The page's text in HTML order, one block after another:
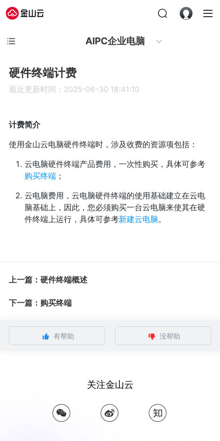
AIPC企业电脑
硬件终端计费
最近更新时间：2025-06-30 18:41:10
计费简介
使用金山云电脑硬件终端时，涉及收费的资源项包括：
云电脑硬件终端产品费用，一次性购买，具体可参考
购买终端；
云电脑费用，云电脑硬件终端的使用基础建立在云电
脑基础上，因此，您必须购买一台云电脑来使其在硬
件终端上运行，具体可参考新建云电脑。
上一篇：硬件终端概述
下一篇：购买终端
有帮助 没帮助
关注金山云